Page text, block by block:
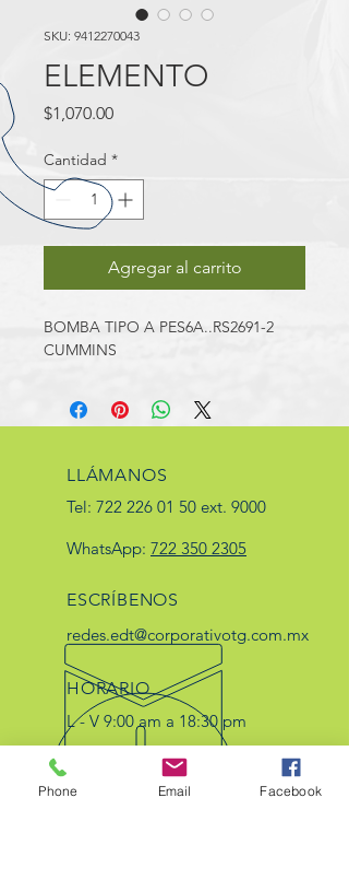
SKU: 9412270043
ELEMENTO
$1,070.00Precio
Cantidad *
Agregar al carrito
BOMBA TIPO A PES6A..RS2691-2
CUMMINS
LLÁMANOS
Tel: 722 226 01 50 ext. 9000
WhatsApp: 722 350 2305
ESCRÍBENOS
redes.edt@corporativotg.com.mx
HORARIO
L - V 9:00 am a 18:30 pm
Sáb 9:00 am a 2:30 pm.
Phone Email Facebook